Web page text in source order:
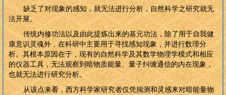
缺乏了对现象的感知，就无法进行分析，自然科学之研究就无
法开展。
传统内修功法以及由此提炼出来的基元功法，除了用于自我健
康意识灵魂外，在科研中主要用于寻找感知现象，并进行数理分
析。其根本原因在于，现有的自然科学及其数学物理学模式和相应
的仪器工具，无法观察到暗物质能量、量子纠缠通信的内在现象，
也就无法进行研究分析。
从该点来看，西方科学家研究者仅凭揣测和灵感来对暗能量物